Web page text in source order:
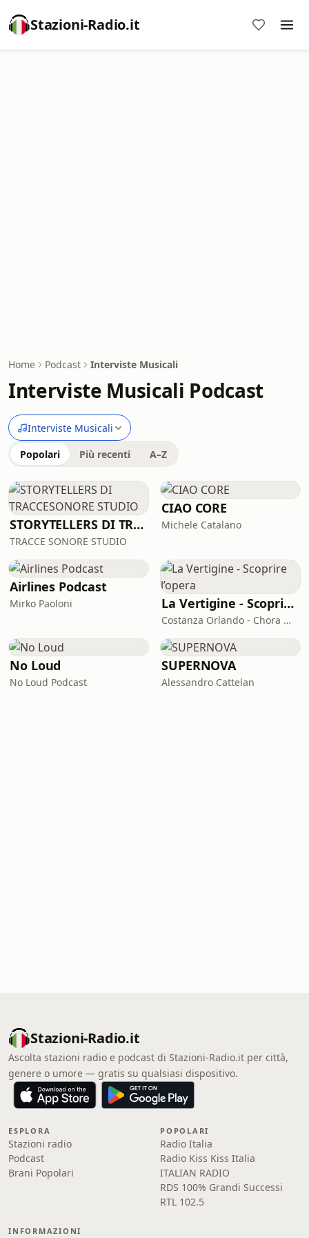
Stazioni-Radio.it
Home Podcast Interviste Musicali
Interviste Musicali Podcast
Interviste Musicali
Popolari Più recenti A–Z
STORYTELLERS DI TRACCESONORE STUDIO
TRACCE SONORE STUDIO
CIAO CORE
Michele Catalano
Airlines Podcast
Mirko Paoloni La Vertigine - Scoprire l’opera
Costanza Orlando - Chora Media
No Loud
No Loud Podcast
SUPERNOVA
Alessandro Cattelan
Stazioni-Radio.it
Ascolta stazioni radio e podcast di Stazioni-Radio.it per città,
genere o umore — gratis su qualsiasi dispositivo.
ESPLORA
Stazioni radio
Podcast
Brani Popolari
POPOLARI
Radio Italia
Radio Kiss Kiss Italia
ITALIAN RADIO
RDS 100% Grandi Successi
RTL 102.5
INFORMAZIONI